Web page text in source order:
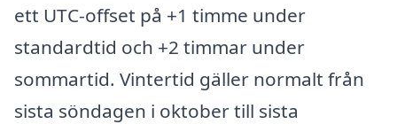
ett UTC-offset på +1 timme under
standardtid och +2 timmar under
sommartid. Vintertid gäller normalt från
sista söndagen i oktober till sista